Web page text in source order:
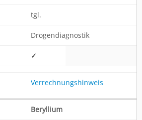
tgl.
Drogendiagnostik
✓
Verrechnungshinweis
Beryllium